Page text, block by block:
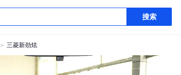
搜索
＞ 三菱新劲炫